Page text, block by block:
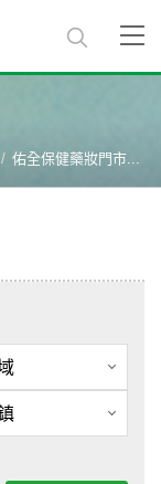
佑全保健藥妝門市...